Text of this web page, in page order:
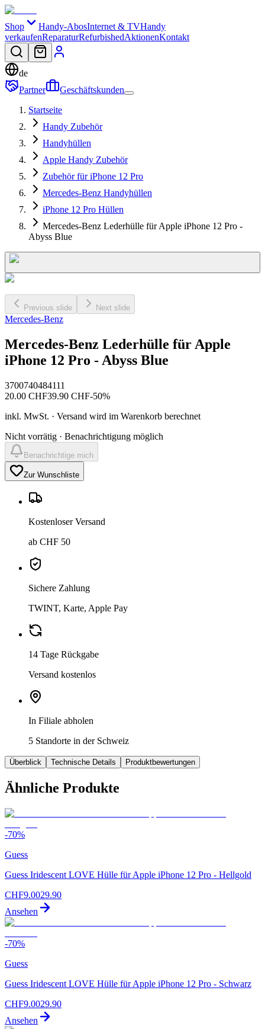
Shop Handy-AbosInternet & TVHandy
verkaufenReparaturRefurbishedAktionenKontakt
de
Partner
Geschäftskunden
Startseite
Handy Zubehör
Handyhüllen
Apple Handy Zubehör
Zubehör für iPhone 12 Pro
Mercedes-Benz Handyhüllen
iPhone 12 Pro Hüllen
Mercedes-Benz Lederhülle für Apple iPhone 12 Pro -
Abyss Blue
Previous slide Next slide
Mercedes-Benz
Mercedes-Benz Lederhülle für Apple
iPhone 12 Pro - Abyss Blue
3700740484111
20.00 CHF39.90 CHF-50%
inkl. MwSt. · Versand wird im Warenkorb berechnet
Nicht vorrätig · Benachrichtigung möglich
Benachrichtige mich
Zur Wunschliste
Kostenloser Versand
ab CHF 50
Sichere Zahlung
TWINT, Karte, Apple Pay
14 Tage Rückgabe
Versand kostenlos
In Filiale abholen
5 Standorte in der Schweiz
Überblick Technische Details Produktbewertungen
Ähnliche Produkte
-70%
Guess
Guess Iridescent LOVE Hülle für Apple iPhone 12 Pro - Hellgold
CHF9.0029.90
Ansehen
-70%
Guess
Guess Iridescent LOVE Hülle für Apple iPhone 12 Pro - Schwarz
CHF9.0029.90
Ansehen